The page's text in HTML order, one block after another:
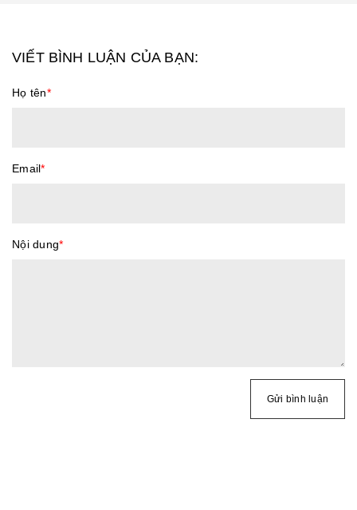
VIẾT BÌNH LUẬN CỦA BẠN:
Họ tên*
Email*
Nội dung*
Gửi bình luận